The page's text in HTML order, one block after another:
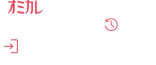
メインコンテンツへスキップ